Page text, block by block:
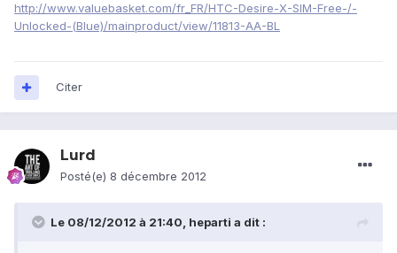
http://www.valuebasket.com/fr_FR/HTC-Desire-X-SIM-Free-/-
Unlocked-(Blue)/mainproduct/view/11813-AA-BL
Citer
Lurd
Posté(e) 8 décembre 2012
Le 08/12/2012 à 21:40, heparti a dit :